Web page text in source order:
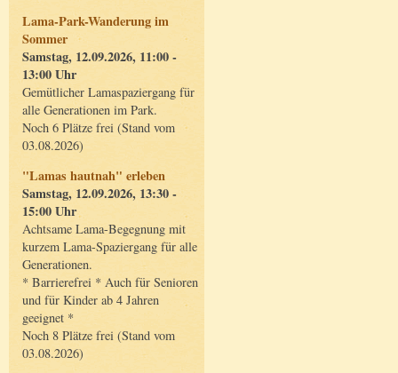
Lama-Park-Wanderung im
Sommer
Samstag, 12.09.2026, 11:00 -
13:00 Uhr
Gemütlicher Lamaspaziergang für
alle Generationen im Park.
Noch 6 Plätze frei (Stand vom
03.08.2026)
"Lamas hautnah" erleben
Samstag, 12.09.2026, 13:30 -
15:00 Uhr
Achtsame Lama-Begegnung mit
kurzem Lama-Spaziergang für alle
Generationen.
* Barrierefrei * Auch für Senioren
und für Kinder ab 4 Jahren
geeignet *
Noch 8 Plätze frei (Stand vom
03.08.2026)